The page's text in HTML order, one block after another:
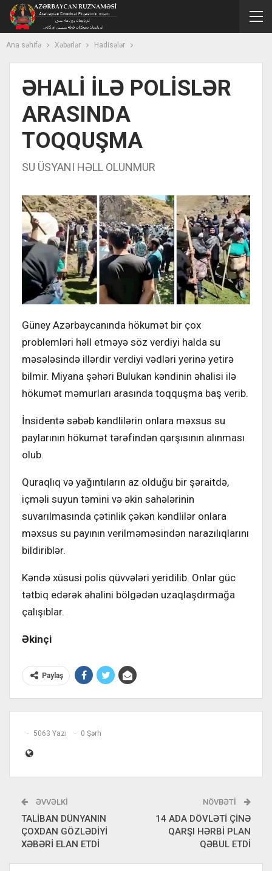
Ana səhifə Xəbərlər Hadisələr
ƏHALİ İLƏ POLİSLƏR
ARASINDA
TOQQUŞMA
SU ÜSYANI HƏLL OLUNMUR
Güney Azərbaycanında hökumət bir çox
problemləri həll etməyə söz verdiyi halda su
məsələsində illərdir verdiyi vədləri yerinə yetirə
bilmir. Miyana şəhəri Bulukan kəndinin əhalisi ilə
hökumət məmurları arasında toqquşma baş verib.
İnsidentə səbəb kəndlilərin onlara məxsus su
paylarının hökumət tərəfindən qarşısının alınması
olub.
Quraqlıq və yağıntıların az olduğu bir şəraitdə,
içməli suyun təmini və əkin sahələrinin
suvarılmasında çətinlik çəkən kəndlilər onlara
məxsus su payının verilməməsindən narazılıqlarını
bildiriblər.
Kəndə xüsusi polis qüvvələri yeridilib. Onlar güc
tətbiq edərək əhalini bölgədən uzaqlaşdırmağa
çalışıblar.
Əkinçi
Paylaş
5063 Yazı 0 Şərh
ƏVVƏLKI
TALİBAN DÜNYANIN
ÇOXDAN GÖZLƏDİYİ
XƏBƏRİ ELAN ETDİ
NÖVBƏTI
14 ADA DÖVLƏTİ ÇİNƏ
QARŞI HƏRBİ PLAN
QƏBUL ETDİ